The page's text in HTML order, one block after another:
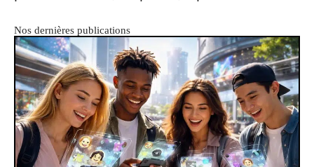
Nos dernières publications